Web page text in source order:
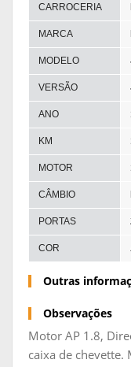
CARROCERIA
MARCA
MODELO
VERSÃO
ANO
KM
MOTOR
CÂMBIO
PORTAS
COR
Outras
Observações
Motor AP 1.8,
caixa de chevette.